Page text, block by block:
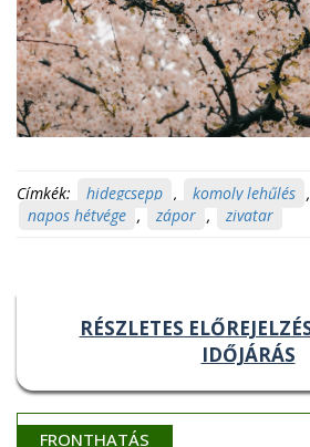
Címkék: hidegcsepp , komoly lehűlés ,
napos hétvége , zápor , zivatar
RÉSZLETES
IDŐJÁRÁS
FRONTHATÁS